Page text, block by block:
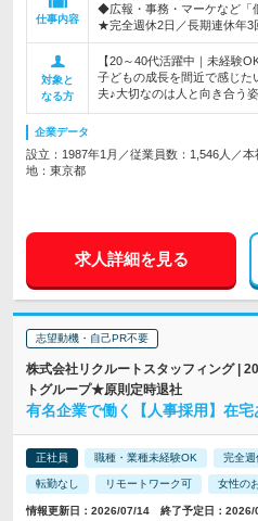
仕事内容
◆広報・事務・マーケなど「
★完全週休2日／長期連休年3
対象と
なる方
【20～40代活躍中｜未経験
子どもの成長を間近で感じ
夫♪大切なのは人と向き合う
企業データ
設立：1987年1月／従業員数：1,546人／本
地：東京都
求人詳細を見る
志望動機・自己PR不要
株式会社リクルートスタッフィング |
トグループ★原則定時退社
有名企業で働く【人事採用】在
正社員 職種・業種未経験OK 完全週
転勤なし リモートワーク可 女性の
情報更新日：2026/07/14 終了予定日：2026/